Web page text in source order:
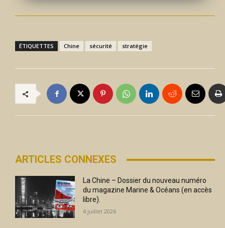
ÉTIQUETTES Chine sécurité stratégie
ARTICLES CONNEXES
La Chine – Dossier du nouveau numéro
du magazine Marine & Océans (en accès
libre).
4 juillet 2026